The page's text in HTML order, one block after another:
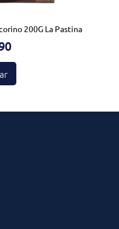
200G La Pastina